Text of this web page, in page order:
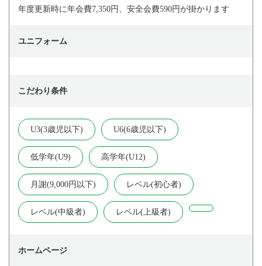
年度更新時に年会費7,350円、安全会費590円が掛かります
ユニフォーム
こだわり条件
U3(3歳児以下) U6(6歳児以下)
低学年(U9) 高学年(U12)
月謝(9,000円以下) レベル(初心者)
レベル(中級者) レベル(上級者)
ホームページ